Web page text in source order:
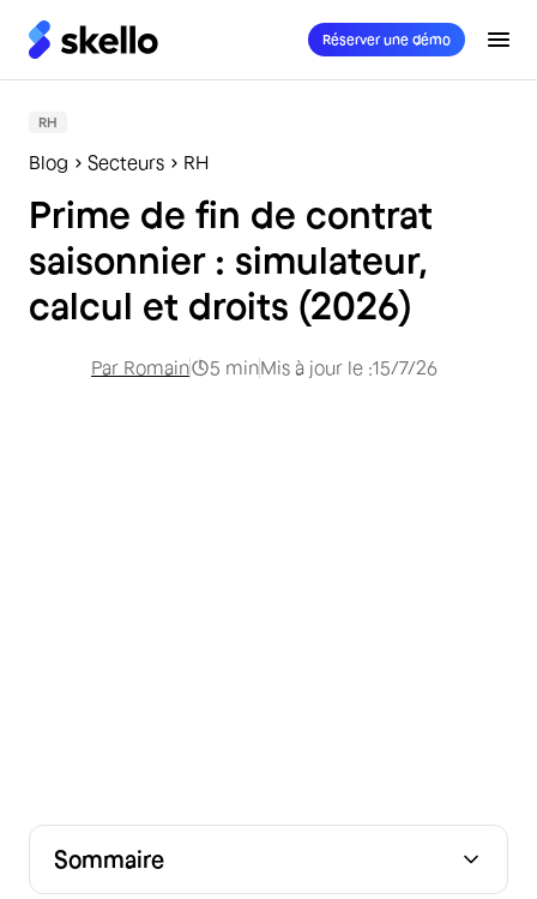
Réserver une démo
RH
Blog Secteurs RH
Prime de fin de contrat
saisonnier : simulateur,
calcul et droits (2026)
Par Romain 5 minMis à jour le :15/7/26
Sommaire